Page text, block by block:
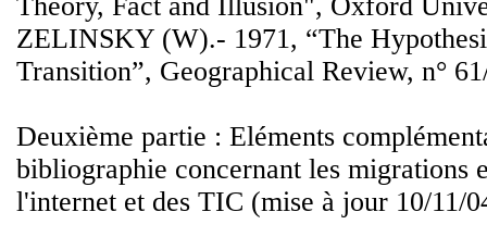
ZELINSKY (W).- 1971, “The
Transition”, Geographical Review, n°
Deuxième partie : Eléments
bibliographie concernant les migrations
l'internet et des TIC (mise à jour 10/11/